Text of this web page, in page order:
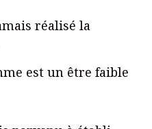
réalisé la
est un être faible